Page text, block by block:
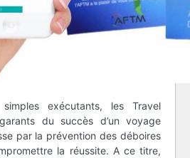
exécutants, les Travel
du succès d’un voyage
par la prévention des déboires
la réussite. A ce titre,